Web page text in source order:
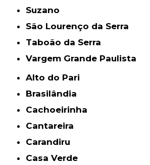
Suzano
São Lourenço da Serra
Taboão da Serra
Vargem Grande Paulista
Alto do Pari
Brasilândia
Cachoeirinha
Cantareira
Carandiru
Casa Verde